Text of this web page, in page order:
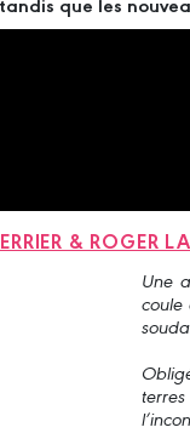
& ROGER
Une
coule